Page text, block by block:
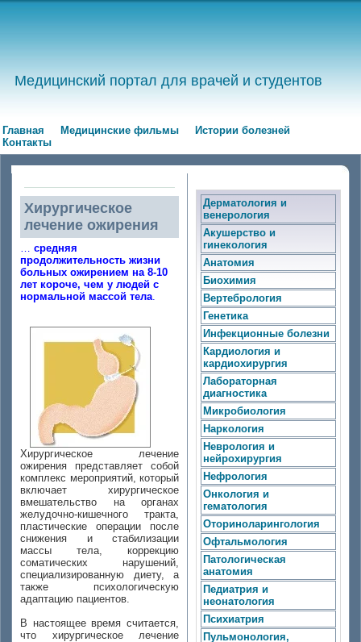
Медицинский портал для врачей и студентов
Главная Медицинские фильмы
Истории болезней
Контакты
Хирургическое
лечение ожирения
… средняя
продолжительность жизни
больных ожирением на 8-10
лет короче, чем у людей с
нормальной массой тела.
Хирургическое лечение
ожирения представляет собой
комплекс мероприятий, который
включает хирургическое
вмешательство на органах
желудочно-кишечного тракта,
пластические операции после
снижения и стабилизации
массы тела, коррекцию
соматических нарушений,
специализированную диету, а
также психологическую
адаптацию пациентов.
В настоящее время считается,
что хирургическое лечение
Дерматология и
венерология
Акушерство и
гинекология
Анатомия
Биохимия
Вертебрология
Генетика
Инфекционные болезни
Кардиология и
кардиохирургия
Лабораторная
диагностика
Микробиология
Наркология
Неврология и
нейрохирургия
Нефрология
Онкология и
гематология
Оториноларингология
Офтальмология
Патологическая
анатомия
Педиатрия и
неонатология
Психиатрия
Пульмонология,